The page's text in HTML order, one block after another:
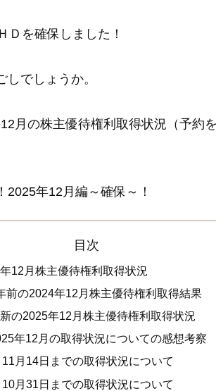
Ｄを確保しました！
でしょうか。
月の株主優待権利取得状況（予約
年12月編～確保～！
目次
12月株主優待権利取得状況
前の2024年12月株主優待権利取得結果
の2025年12月株主優待権利取得状況
年12月の取得状況についての感想考察
11月14日までの取得状況について
10月31日までの取得状況について